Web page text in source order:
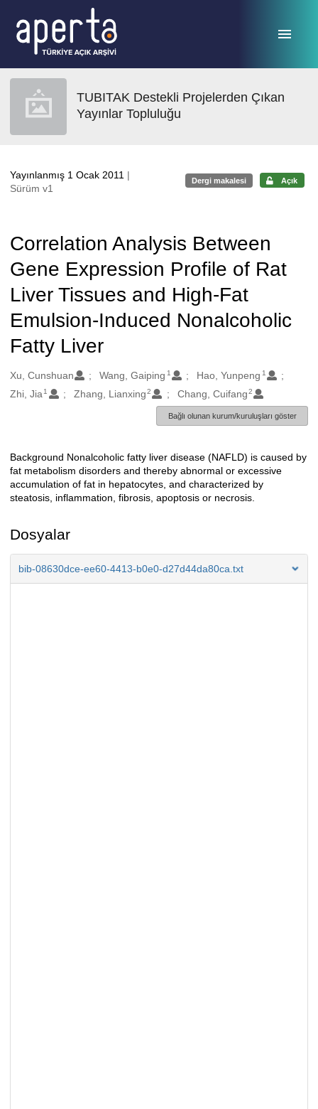
TUBITAK Destekli Projelerden Çıkan
Yayınlar Topluluğu
Yayınlanmış 1 Ocak 2011 |
Sürüm v1
Dergi makalesi Açık
Correlation Analysis Between
Gene Expression Profile of Rat
Liver Tissues and High-Fat
Emulsion-Induced Nonalcoholic
Fatty Liver
Oluşturanlar
Xu, Cunshuan Wang, Gaiping 1 Hao, Yunpeng 1
Zhi, Jia 1 Zhang, Lianxing2 Chang, Cuifang2
Bağlı olunan kurum/kuruluşları göster
Açıklama
Background Nonalcoholic fatty liver disease (NAFLD) is caused by
fat metabolism disorders and thereby abnormal or excessive
accumulation of fat in hepatocytes, and characterized by
steatosis, inflammation, fibrosis, apoptosis or necrosis.
Dosyalar
bib-08630dce-ee60-4413-b0e0-d27d44da80ca.txt